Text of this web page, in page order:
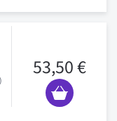
53,50 €